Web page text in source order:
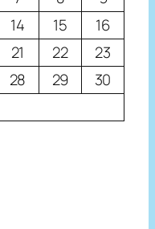
14 15
16
21 22
23
28 29
30